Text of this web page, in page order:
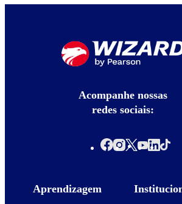
Acompanhe nossas
redes sociais:
Aprendizagem